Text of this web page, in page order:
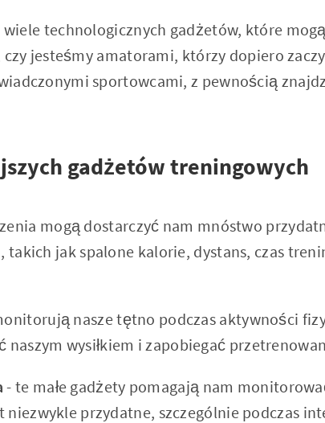
technologicznych gadżetów, które
jesteśmy amatorami, którzy dopiero
sportowcami, z pewnością
gadżetów treningowych
mogą dostarczyć nam mnóstwo
jak spalone kalorie, dystans, czas
nasze tętno podczas aktywności
naszym wysiłkiem i zapobiegać
- te małe gadżety pomagają nam
niezwykle przydatne, szczególnie podczas